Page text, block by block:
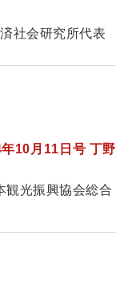
社会研究所代表
10月11日号 丁野
観光振興協会総合